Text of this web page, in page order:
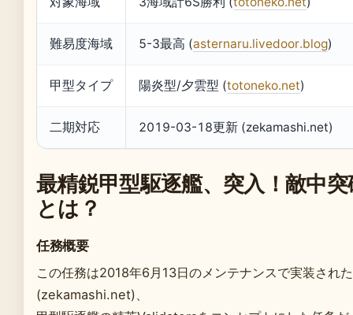
難易度海域 5-3最高 (asternaru.livedoor.blog)
甲型タイプ 陽炎型/夕雲型 (totoneko.net)
二期対応 2019-03-18更新 (zekamashi.net)
最精鋭甲型駆逐艦、突入！敵中
とは？
任務概要
この任務は2018年6月13日のメンテナンスで実装された
(zekamashi.net)、